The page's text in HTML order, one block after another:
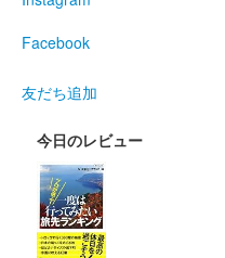
Facebook
友だち追加
今日のレビュー